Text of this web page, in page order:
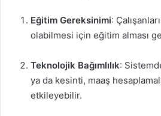
Eğitim Gereksinimi:
olabilmesi için eğitim alması
Teknolojik Bağımlılık:
ya da kesinti, maaş
etkileyebilir.